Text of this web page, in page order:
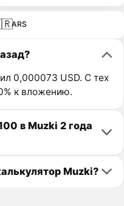
ARS
0,000073 USD. С тех
к вложению.
в Muzki 2 года
Muzki?